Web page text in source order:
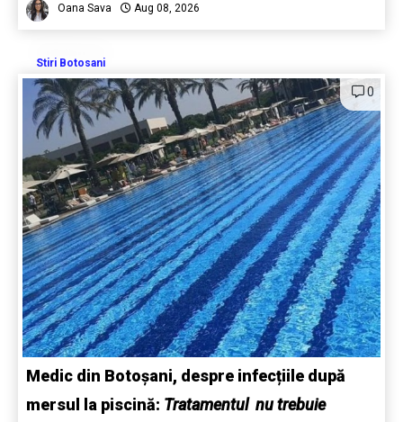
Oana Sava Aug 08, 2026
Stiri Botosani
0
Medic din Botoșani, despre infecțiile după
mersul la piscină: Tratamentul nu trebuie